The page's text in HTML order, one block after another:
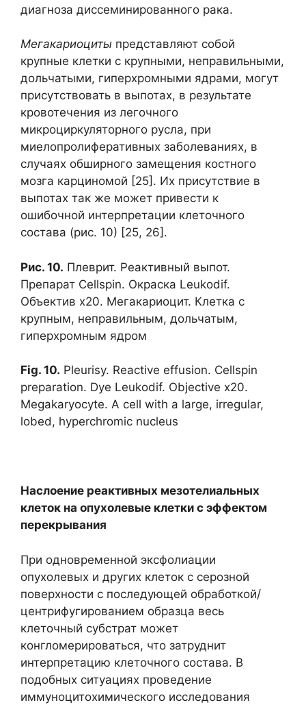
диагноза диссеминированного рака.
Мегакариоциты представляют собой
крупные клетки с крупными, неправильными,
дольчатыми, гиперхромными ядрами, могут
присутствовать в выпотах, в результате
кровотечения из легочного
микроциркуляторного русла, при
миелопролиферативных заболеваниях, в
случаях обширного замещения костного
мозга карциномой [25]. Их присутствие в
выпотах так же может привести к
ошибочной интерпретации клеточного
состава (рис. 10) [25, 26].
Рис. 10. Плеврит. Реактивный выпот.
Препарат Cellspin. Окраска Leukodif.
Объектив х20. Мегакариоцит. Клетка с
крупным, неправильным, дольчатым,
гиперхромным ядром
Fig. 10. Pleurisy. Reactive effusion. Cellspin
preparation. Dye Leukodif. Objective x20.
Megakaryocyte. A cell with a large, irregular,
lobed, hyperchromic nucleus
Наслоение реактивных мезотелиальных
клеток на опухолевые клетки с эффектом
перекрывания
При одновременной эксфолиации
опухолевых и других клеток с серозной
поверхности с последующей обработкой/
центрифугированием образца весь
клеточный субстрат может
конгломерироваться, что затруднит
интерпретацию клеточного состава. В
подобных ситуациях проведение
иммуноцитохимического исследования